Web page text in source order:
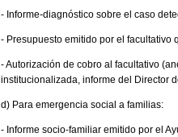
- Informe-diagnóstico sobre el caso
- Presupuesto emitido por el facultativo
- Autorización de cobro al facultativo
institucionalizada, informe del Director
d) Para emergencia social a familias:
- Informe socio-familiar emitido por el